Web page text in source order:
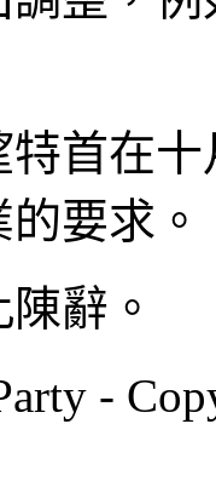
特首在
要求。
辭。
-